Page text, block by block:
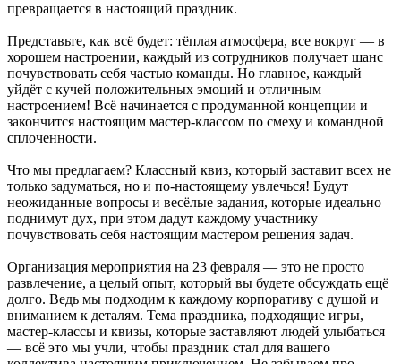
превращается в настоящий праздник.
Представьте, как всё будет: тёплая атмосфера, все вокруг — в
хорошем настроении, каждый из сотрудников получает шанс
почувствовать себя частью команды. Но главное, каждый
уйдёт с кучей положительных эмоций и отличным
настроением! Всё начинается с продуманной концепции и
закончится настоящим мастер-классом по смеху и командной
сплоченности.
Что мы предлагаем? Классный квиз, который заставит всех не
только задуматься, но и по-настоящему увлечься! Будут
неожиданные вопросы и весёлые задания, которые идеально
поднимут дух, при этом дадут каждому участнику
почувствовать себя настоящим мастером решения задач.
Организация мероприятия на 23 февраля — это не просто
развлечение, а целый опыт, который вы будете обсуждать ещё
долго. Ведь мы подходим к каждому корпоративу с душой и
вниманием к деталям. Тема праздника, подходящие игры,
мастер-классы и квизы, которые заставляют людей улыбаться
— всё это мы учли, чтобы праздник стал для вашего